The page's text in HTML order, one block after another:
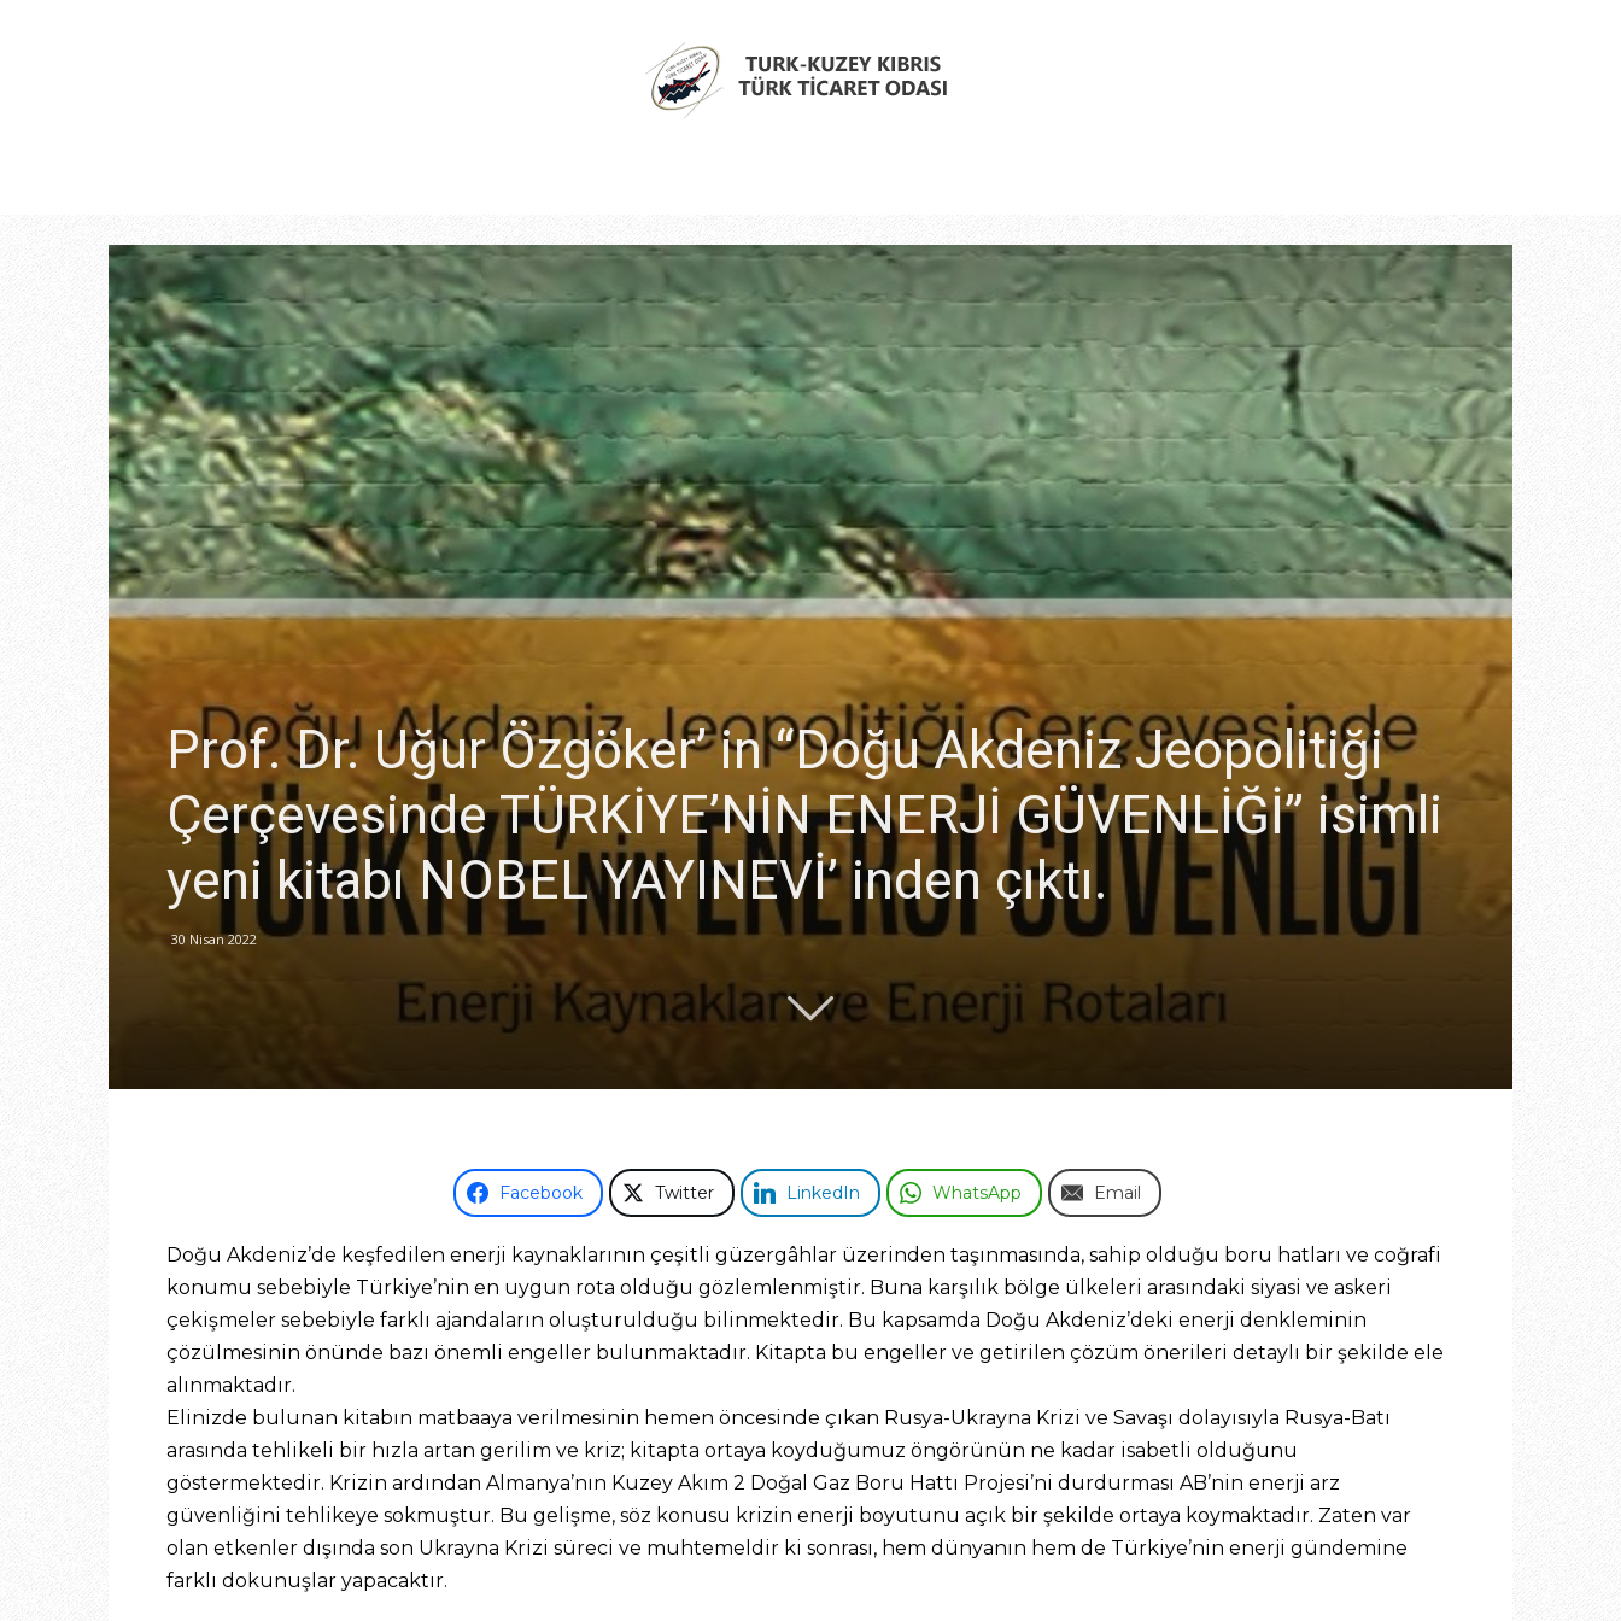
Kıbrıs
Türk
Odası
Prof. Dr. Uğur Özgöker’ in “Doğu Akdeniz Jeopolitiği
Çerçevesinde TÜRKİYE’NİN ENERJİ GÜVENLİĞİ” isimli
yeni kitabı NOBEL YAYINEVİ’ inden çıktı.
30 Nisan 2022
Facebook Twitter LinkedIn WhatsApp Email
Doğu Akdeniz’de keşfedilen enerji kaynaklarının çeşitli güzergâhlar üzerinden taşınmasında, sahip olduğu boru hatları ve coğrafi
konumu sebebiyle Türkiye’nin en uygun rota olduğu gözlemlenmiştir. Buna karşılık bölge ülkeleri arasındaki siyasi ve askeri
çekişmeler sebebiyle farklı ajandaların oluşturulduğu bilinmektedir. Bu kapsamda Doğu Akdeniz’deki enerji denkleminin
çözülmesinin önünde bazı önemli engeller bulunmaktadır. Kitapta bu engeller ve getirilen çözüm önerileri detaylı bir şekilde ele
alınmaktadır.
Elinizde bulunan kitabın matbaaya verilmesinin hemen öncesinde çıkan Rusya-Ukrayna Krizi ve Savaşı dolayısıyla Rusya-Batı
arasında tehlikeli bir hızla artan gerilim ve kriz; kitapta ortaya koyduğumuz öngörünün ne kadar isabetli olduğunu
göstermektedir. Krizin ardından Almanya’nın Kuzey Akım 2 Doğal Gaz Boru Hattı Projesi’ni durdurması AB’nin enerji arz
güvenliğini tehlikeye sokmuştur. Bu gelişme, söz konusu krizin enerji boyutunu açık bir şekilde ortaya koymaktadır. Zaten var
olan etkenler dışında son Ukrayna Krizi süreci ve muhtemeldir ki sonrası, hem dünyanın hem de Türkiye’nin enerji gündemine
farklı dokunuşlar yapacaktır.